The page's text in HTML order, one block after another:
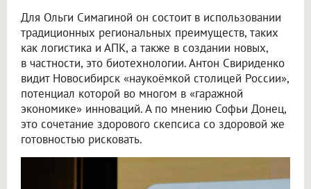
Для Ольги Симагиной он состоит в использовании
традиционных региональных преимуществ, таких
как логистика и АПК, а также в создании новых,
в частности, это биотехнологии. Антон Свириденко
видит Новосибирск «наукоёмкой столицей России»,
потенциал которой во многом в «гаражной
экономике» инноваций. А по мнению Софьи Донец,
это сочетание здорового скепсиса со здоровой же
готовностью рисковать.